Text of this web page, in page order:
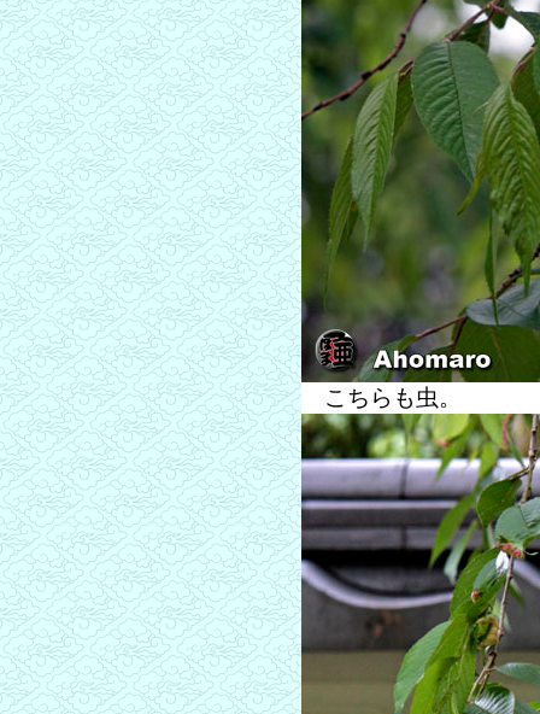
こちらも虫。